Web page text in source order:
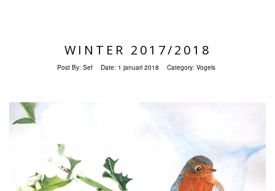
WINTER 2017/2018
Post By: Sef Date: 1 januari 2018 Category: Vogels